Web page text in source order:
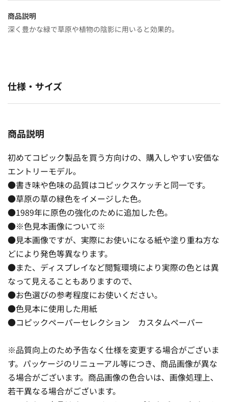
商品説明
深く豊かな緑で草原や植物の陰影に用いると効果的。
仕様・サイズ
商品説明
初めてコピック製品を買う方向けの、購入しやすい安価な
エントリーモデル。
●書き味や色味の品質はコピックスケッチと同一です。
●草原の草の緑色をイメージした色。
●1989年に原色の強化のために追加した色。
●※色見本画像について※
●見本画像ですが、実際にお使いになる紙や塗り重ね方な
どにより発色等異なります。
●また、ディスプレイなど閲覧環境により実際の色とは異
なって見えることもありますので、
●お色選びの参考程度にお使いください。
●色見本に使用した用紙
●コピックペーパーセレクション カスタムペーパー
※品質向上のため予告なく仕様を変更する場合がございま
す。パッケージのリニューアル等につき、商品画像が異な
る場合がございます。商品画像の色合いは、画像処理上、
若干異なる場合がございます。